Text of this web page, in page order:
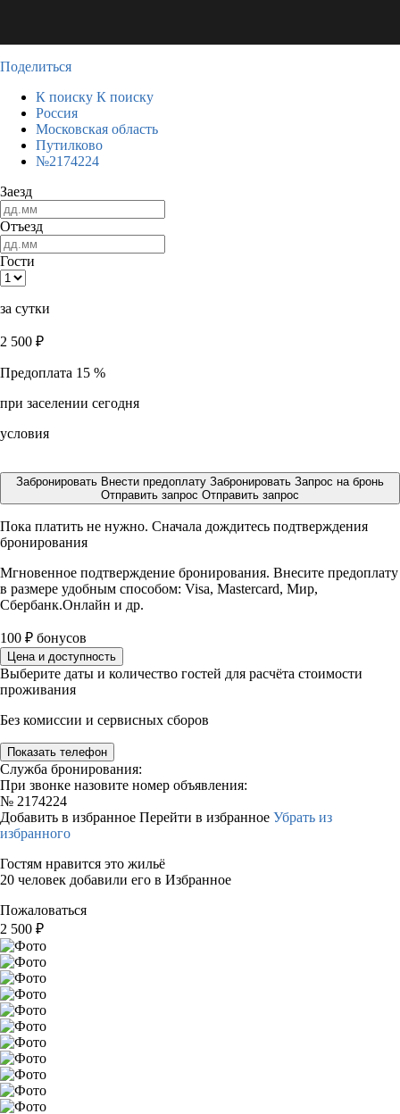
Поделиться
К поиску К поиску
Россия
Московская область
Путилково
№2174224
Заезд
Отъезд
Гости
за сутки
2 500 ₽
Предоплата 15 %
при заселении сегодня
условия
Забронировать Внести предоплату Забронировать Запрос на бронь
Отправить запрос Отправить запрос
Пока платить не нужно. Сначала дождитесь подтверждения
бронирования
Мгновенное подтверждение бронирования. Внесите предоплату
в размере удобным способом: Visa, Mastercard, Мир,
Сбербанк.Онлайн и др.
100 ₽ бонусов
Цена и доступность
Выберите даты и количество гостей для расчёта стоимости
проживания
Без комиссии и сервисных сборов
Показать телефон
Служба бронирования:
При звонке назовите номер объявления:
№ 2174224
Добавить в избранное Перейти в избранное Убрать из
избранного
Гостям нравится это жильё
20 человек добавили его в Избранное
Пожаловаться
2 500 ₽